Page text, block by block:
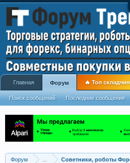
Форум
Главная Форум
Поиск сообщений Последние сообщения
🔥 Топ складчин